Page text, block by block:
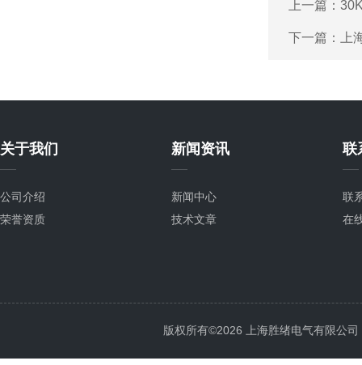
上一篇：
下一篇： 上
关于我们
公司介绍
荣誉资质
新闻资讯
新闻中心
技术文章
联
联
在
版权所有©2026 上海胜绪电气有限公